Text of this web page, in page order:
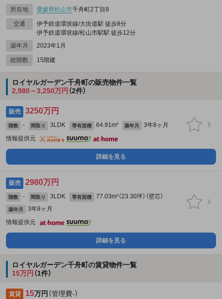
所在地 愛媛県松山市千舟町2丁目8
交通
伊予鉄道環状線/大街道駅 徒歩8分
伊予鉄道環状線/松山市駅駅 徒歩12分
築年月
2023年1月
総階数 15階建
ロイヤルガーデン千舟町の販売物件一覧
2,980～3,250万円 （2件）
販売 3250万円
階数 - 間取り 3LDK 専有面積 64.91m² 築年月
3年8ヶ月
情報提供元
詳細を見る
販売 2980万円
階数 - 間取り 3LDK 専有面積 77.03m²（23.30坪）（壁芯）
築年月
3年8ヶ月
情報提供元
詳細を見る
ロイヤルガーデン千舟町の賃貸物件一覧
15万円 （1件）
賃貸 15万円 （管理費-）